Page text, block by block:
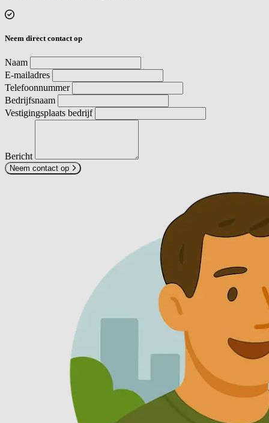
Neem direct contact op
Naam
E-mailadres
Telefoonnummer
Bedrijfsnaam
Vestigingsplaats bedrijf
Bericht
Neem contact op